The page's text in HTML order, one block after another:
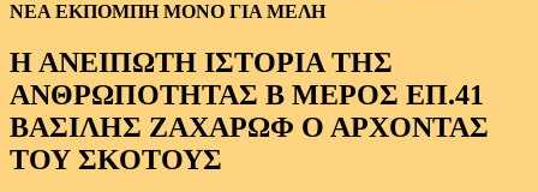
ΝΕΑ ΕΚΠΟΜΠΗ ΜΟΝΟ ΓΙΑ ΜΕΛΗ
Η ΑΝΕΙΠΩΤΗ ΙΣΤΟΡΙΑ ΤΗΣ
ΑΝΘΡΩΠΟΤΗΤΑΣ Β ΜΕΡΟΣ ΕΠ.41
ΒΑΣΙΛΗΣ ΖΑΧΑΡΩΦ Ο ΑΡΧΟΝΤΑΣ
ΤΟΥ ΣΚΟΤΟΥΣ